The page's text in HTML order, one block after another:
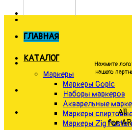
ГЛАВНАЯ
КАТАЛОГ
Маркеры
Маркеры Copic
Наборы маркеров
Акварельные
Маркеры
Маркеры Zig
Нажмите
нашего
All
for